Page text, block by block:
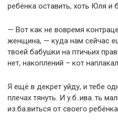
ребёнка оставить, хоть Юля и
— Вот как не вовремя
женщина, — куда нам сейчас
твоей бабушки на птичьих
нет, накоплений – кот
Я ещё в декрет уйду, и тебе
плечах тянуть. И у.б..ива..ть
из.ба.виться от своего